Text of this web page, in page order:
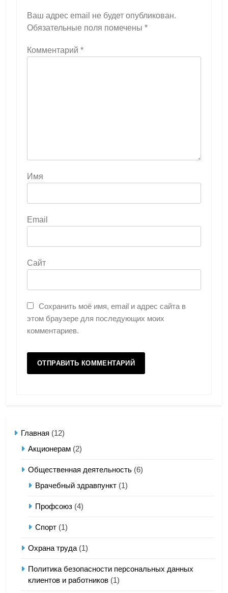
Ваш адрес email не будет опубликован.
Обязательные поля помечены *
Комментарий *
Имя
Email
Сайт
Сохранить моё имя, email и адрес сайта в
этом браузере для последующих моих
комментариев.
Главная (12)
Акционерам (2)
Общественная деятельность (6)
Врачебный здравпункт (1)
Профсоюз (4)
Спорт (1)
Охрана труда (1)
Политика безопасности персональных данных
клиентов и работников (1)